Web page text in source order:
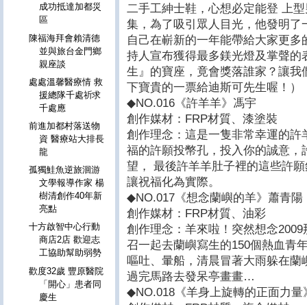
二手工紳士鞋，心想必定能登 上
集，為了吸引眾人目光，他發明
自己在嶄新的一年能帶給大家更
持人宣布獲得最多鎂光燈及掌聲
生』的寶座，竟會獎落誰家？讓
下寶貴的一票給迪斯可先生喔！）
◆NO.016《許羊羊》馮宇
創作媒材：FRP材質、漆塗裝
創作理念：這是一隻非常幸運的
福的許願投幣孔，投入你的誠意
望， 最後許羊羊肚子裡的這些許
讓祝福化為實際。
◆NO.017《想念蘭嶼的羊》蕭青陽
創作媒材：FRP材質、油彩
創作理念：羊來啦！突然想念
召一起去蘭嶼寫生的150個熱血青
嘔吐、暈船，清晨冒著大雨躲在
過完馬路去發呆亭畫畫…
◆NO.018《羊身上旋轉的正面力量
成功抵達加都災
區
陳福海拜會賴清德
並與旅台金門鄉
親座談
處處溫馨醫療情 救
援總隊千處祈求
千處應
前進加都村落送物
資 醫療站大排長
龍
孤獨鮭魚逆旅洄游
文學報導作家 楊
樹清創作40年新
亮點
十方啟智中心行動
商店2店 歡迎志
工協助幫助弱勢
歡度32歲 豐原醫院
「開心」患者同
慶生